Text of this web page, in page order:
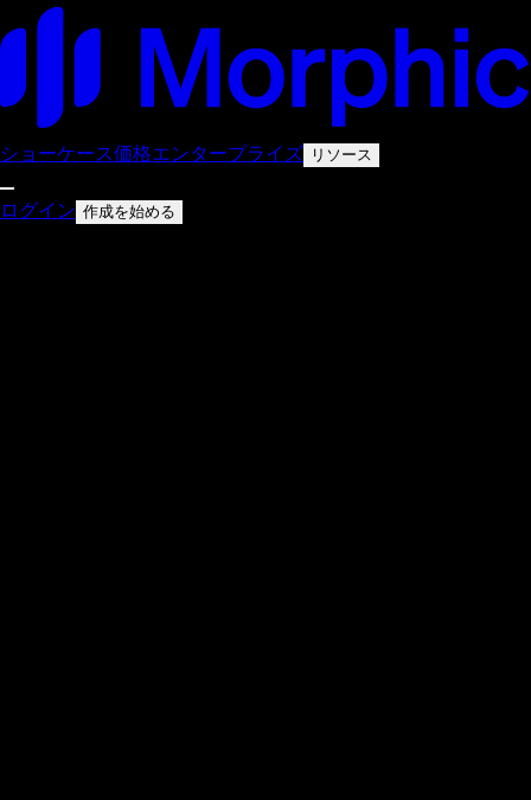
ショーケース価格エンタープライズ リソース
ログイン 作成を始める